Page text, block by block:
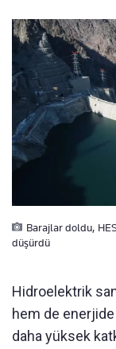
Barajlar doldu,
düşürdü
Hidroelektrik
hem de enerjide
daha yüksek